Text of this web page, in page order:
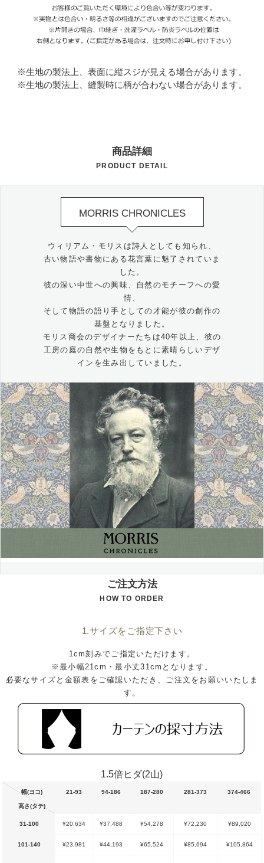
※生地の製法上、表面に縦スジが見える場合があります。
※生地の製法上、縫製時に柄が合わない場合があります。
ご注文方法
HOW TO ORDER
1.サイズをご指定下さい
1cm刻みでご指定いただけます。
※最小幅21cm・最小丈31cmとなります。
必要なサイズと金額表をご確認いただき、ご注文をお願いいたしま
す。
1.5倍ヒダ(2山)
幅(ヨコ)
高さ(タテ)
21-93 94-186 187-280 281-373 374-466
31-100 ¥20,634 ¥37,488 ¥54,278 ¥72,230 ¥89,020
101-140 ¥23,981 ¥44,193 ¥65,524 ¥85,694 ¥105,864
商品詳細
PRODUCT DETAIL
MORRIS CHRONICLES
ウィリアム・モリスは詩人としても知られ、
古い物語や書物にある花言葉に魅了されていま
した。
彼の深い中世への興味、自然のモチーフへの愛
情、
そして物語の語り手としての才能が彼の創作の
基盤となりました。
モリス商会のデザイナーたちは40年以上、彼の
工房の庭の自然や生物をもとに素晴らしいデザ
インを生み出していました。